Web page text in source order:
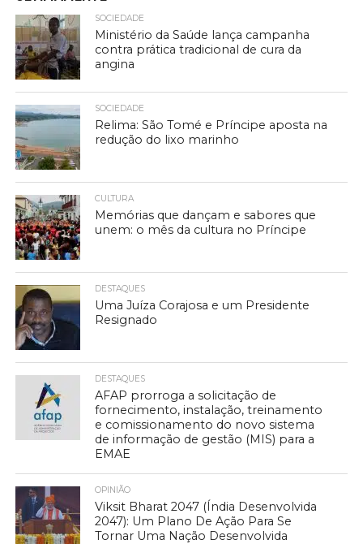
SOCIEDADE
Ministério da Saúde lança campanha
contra prática tradicional de cura da
angina
SOCIEDADE
Relima: São Tomé e Príncipe aposta na
redução do lixo marinho
CULTURA
Memórias que dançam e sabores que
unem: o mês da cultura no Príncipe
DESTAQUES
Uma Juíza Corajosa e um Presidente
Resignado
DESTAQUES
AFAP prorroga a solicitação de
fornecimento, instalação, treinamento
e comissionamento do novo sistema
de informação de gestão (MIS) para a
EMAE
OPINIÃO
Viksit Bharat 2047 (Índia Desenvolvida
2047): Um Plano De Ação Para Se
Tornar Uma Nação Desenvolvida